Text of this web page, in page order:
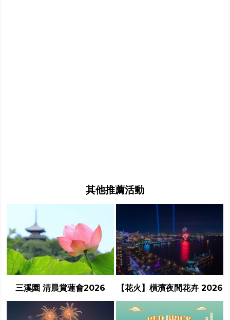
其他推薦活動
三溪園 清晨賞蓮會2026 【花火】橫濱夜間花卉 2026